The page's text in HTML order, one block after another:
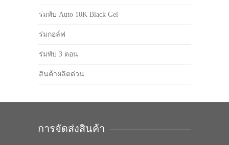
ร่มพับ Auto 10K Black Gel
ร่มกอล์ฟ
ร่มพับ 3 ตอน
สินค้าผลิตด่วน
การจัดส่งสินค้า